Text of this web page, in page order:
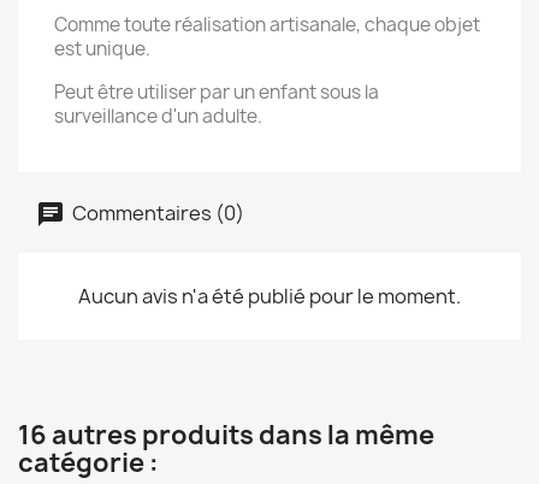
Comme toute réalisation artisanale, chaque objet
est unique.
Peut être utiliser par un enfant sous la
surveillance d'un adulte.
Commentaires (0)
Aucun avis n'a été publié pour le moment.
16 autres produits dans la même
catégorie :